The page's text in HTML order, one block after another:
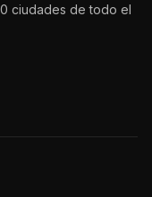
ciudades de todo el